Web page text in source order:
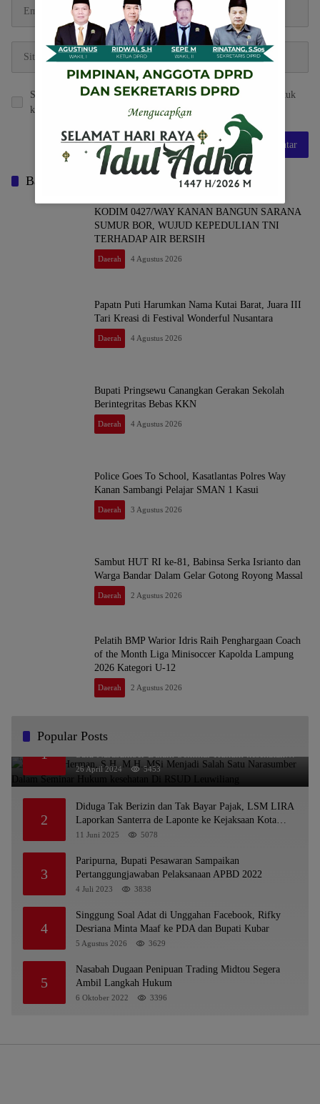
Simpan nama, email, dan situs web saya pada peramban ini untuk
komentar saya berikutnya.
Baca Juga
KODIM 0427/WAY KANAN BANGUN SARANA
SUMUR BOR, WUJUD KEPEDULIAN TNI
TERHADAP AIR BERSIH
Daerah 4 Agustus 2026
Papatn Puti Harumkan Nama Kutai Barat, Juara III
Tari Kreasi di Festival Wonderful Nusantara
Daerah 4 Agustus 2026
Bupati Pringsewu Canangkan Gerakan Sekolah
Berintegritas Bebas KKN
Daerah 4 Agustus 2026
Police Goes To School, Kasatlantas Polres Way
Kanan Sambangi Pelajar SMAN 1 Kasui
Daerah 3 Agustus 2026
Sambut HUT RI ke-81, Babinsa Serka Isrianto dan
Warga Bandar Dalam Gelar Gotong Royong Massal
Daerah 2 Agustus 2026
Pelatih BMP Warior Idris Raih Penghargaan Coach
of the Month Liga Minisoccer Kapolda Lampung
2026 Kategori U-12
Daerah 2 Agustus 2026
Popular Posts
1
Dr. KMS Herman, S.H.,M.H.,MSi Menjadi Salah
Di RSUD Leuwiliang
26 April 2024 5453
2
Diduga Tak Berizin dan Tak Bayar Pajak, LSM LIRA
Laporkan Santerra de Laponte ke Kejaksaan Kota
Batu
11 Juni 2025 5078
3
Paripurna, Bupati Pesawaran Sampaikan
Pertanggungjawaban Pelaksanaan APBD 2022
4 Juli 2023 3838
4
Singgung Soal Adat di Unggahan Facebook, Rifky
Desriana Minta Maaf ke PDA dan Bupati Kubar
5 Agustus 2026 3629
5
Nasabah Dugaan Penipuan Trading Midtou Segera
Ambil Langkah Hukum
6 Oktober 2022 3396